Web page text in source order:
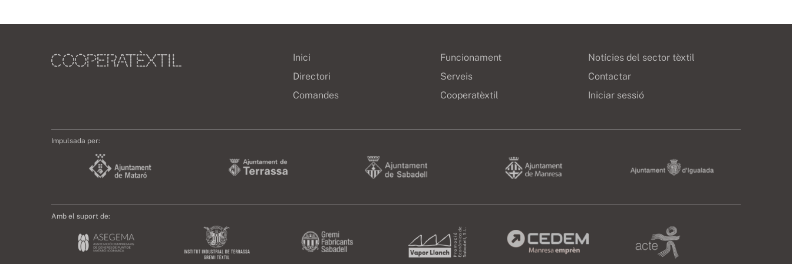
Inici
Directori
Comandes
Funcionament
Serveis
Cooperatèxtil
Notícies del sector tèxtil
Contactar
Iniciar sessió
Impulsada per:
Amb el suport de: